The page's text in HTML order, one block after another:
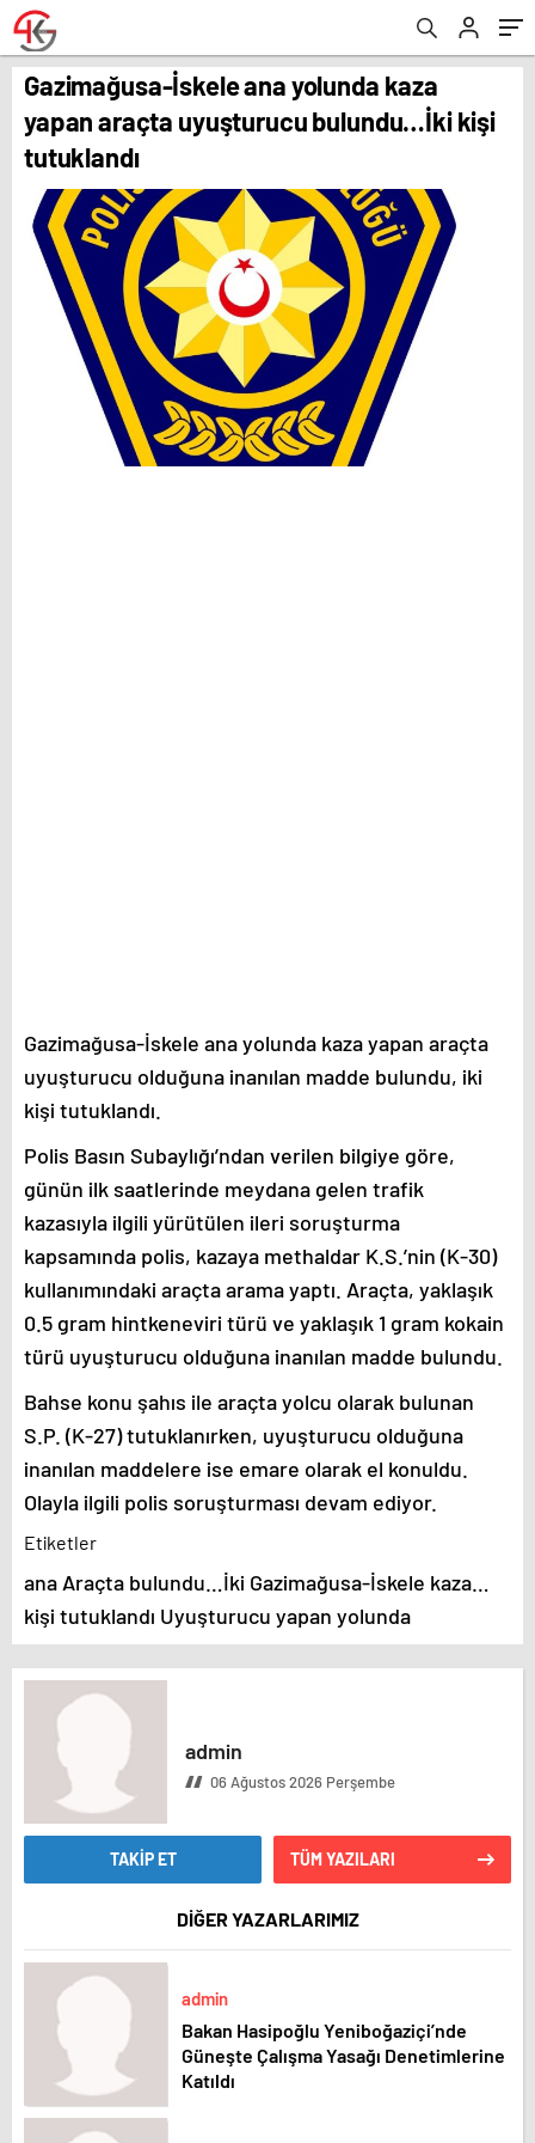
admin
06 Ağustos 2026 Perşembe
TAKİP ET TÜM YAZILARI
DİĞER YAZARLARIMIZ
admin
Bakan Hasipoğlu Yeniboğaziçi’nde
Güneşte Çalışma Yasağı Denetimlerine
Katıldı
Gazimağusa-İskele ana yolunda kaza
yapan araçta uyuşturucu bulundu…İki kişi
tutuklandı
Gazimağusa-İskele ana yolunda kaza yapan araçta
uyuşturucu olduğuna inanılan madde bulundu, iki
kişi tutuklandı.
Polis Basın Subaylığı’ndan verilen bilgiye göre,
günün ilk saatlerinde meydana gelen trafik
kazasıyla ilgili yürütülen ileri soruşturma
kapsamında polis, kazaya methaldar K.S.’nin (K-30)
kullanımındaki araçta arama yaptı. Araçta, yaklaşık
0.5 gram hintkeneviri türü ve yaklaşık 1 gram kokain
türü uyuşturucu olduğuna inanılan madde bulundu.
Bahse konu şahıs ile araçta yolcu olarak bulunan
S.P. (K-27) tutuklanırken, uyuşturucu olduğuna
inanılan maddelere ise emare olarak el konuldu.
Olayla ilgili polis soruşturması devam ediyor.
Etiketler
ana Araçta bulundu…İki Gazimağusa-İskele kaza…
kişi tutuklandı Uyuşturucu yapan yolunda